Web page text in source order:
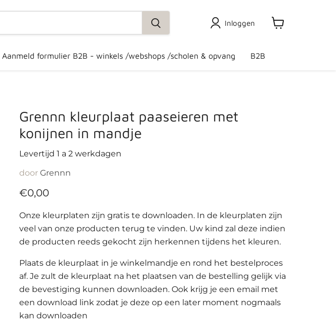
Inloggen
Aanmeld formulier B2B - winkels /webshops /scholen & opvang B2B
Grennn kleurplaat paaseieren met
konijnen in mandje
Levertijd 1 a 2 werkdagen
door Grennn
Huidige prijs
€0,00
Onze kleurplaten zijn gratis te downloaden. In de kleurplaten zijn
veel van onze producten terug te vinden. Uw kind zal deze indien
de producten reeds gekocht zijn herkennen tijdens het kleuren.
Plaats de kleurplaat in je winkelmandje en rond het bestelproces
af. Je zult de kleurplaat na het plaatsen van de bestelling gelijk via
de bevestiging kunnen downloaden. Ook krijg je een email met
een download link zodat je deze op een later moment nogmaals
kan downloaden